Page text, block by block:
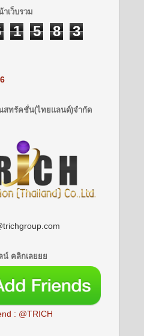
เว็บรวม
1 5 8 3
ทรัคชั่น(ไทยแลนด์)จำกัด
น์ คลิกเลยยย
: @TRICH